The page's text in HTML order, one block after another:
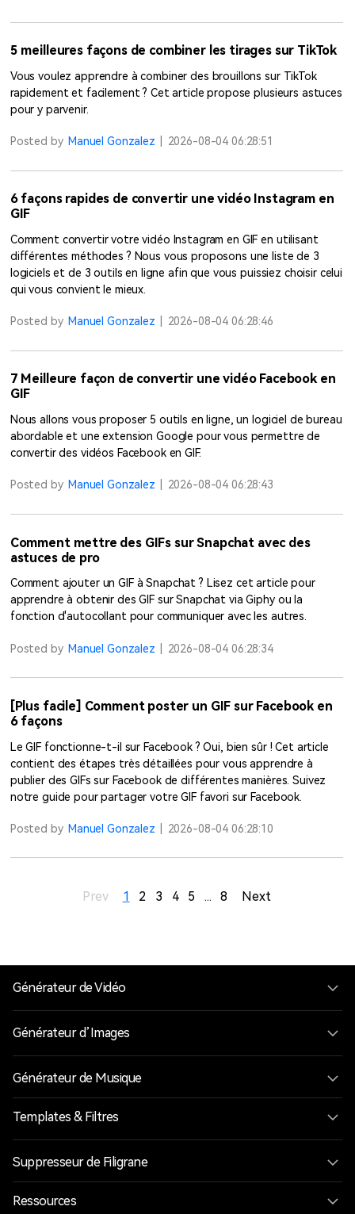
5 meilleures façons de combiner les tirages sur TikTok
Vous voulez apprendre à combiner des brouillons sur TikTok
rapidement et facilement ? Cet article propose plusieurs astuces
pour y parvenir.
Posted by Manuel Gonzalez 2026-08-04 06:28:51
6 façons rapides de convertir une vidéo Instagram en
GIF
Comment convertir votre vidéo Instagram en GIF en utilisant
différentes méthodes ? Nous vous proposons une liste de 3
logiciels et de 3 outils en ligne afin que vous puissiez choisir celui
qui vous convient le mieux.
Posted by Manuel Gonzalez 2026-08-04 06:28:46
7 Meilleure façon de convertir une vidéo Facebook en
GIF
Nous allons vous proposer 5 outils en ligne, un logiciel de bureau
abordable et une extension Google pour vous permettre de
convertir des vidéos Facebook en GIF.
Posted by Manuel Gonzalez 2026-08-04 06:28:43
Comment mettre des GIFs sur Snapchat avec des
astuces de pro
Comment ajouter un GIF à Snapchat ? Lisez cet article pour
apprendre à obtenir des GIF sur Snapchat via Giphy ou la
fonction d'autocollant pour communiquer avec les autres.
Posted by Manuel Gonzalez 2026-08-04 06:28:34
[Plus facile] Comment poster un GIF sur Facebook en
6 façons
Le GIF fonctionne-t-il sur Facebook ? Oui, bien sûr ! Cet article
contient des étapes très détaillées pour vous apprendre à
publier des GIFs sur Facebook de différentes manières. Suivez
notre guide pour partager votre GIF favori sur Facebook.
Posted by Manuel Gonzalez 2026-08-04 06:28:10
Prev 1 2 3 4 5 ... 8 Next
Générateur de Vidéo
Générateur d’Images
Générateur de Musique
Templates & Filtres
Suppresseur de Filigrane
Ressources